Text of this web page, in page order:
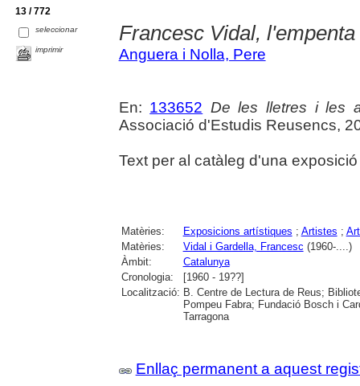
13 / 772
seleccionar
imprimir
Francesc Vidal,
Anguera i Nolla, Pere
En: 133652 De les lletres i les
Associació d'Estudis Reusencs,
Text per al catàleg d'una
Matèries: Exposicions artístiques ; Artistes ;
Matèries:
Vidal i Gardella, Francesc (1960-....)
Àmbit:
Catalunya
Cronologia:
[1960 - 19??]
Localització: B. Centre de Lectura de Reus;
Pompeu Fabra; Fundació Bosch i
Tarragona
Enllaç permanent a aquest